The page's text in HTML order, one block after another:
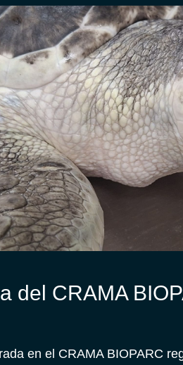
del CRAMA
en el CRAMA BIOPARC